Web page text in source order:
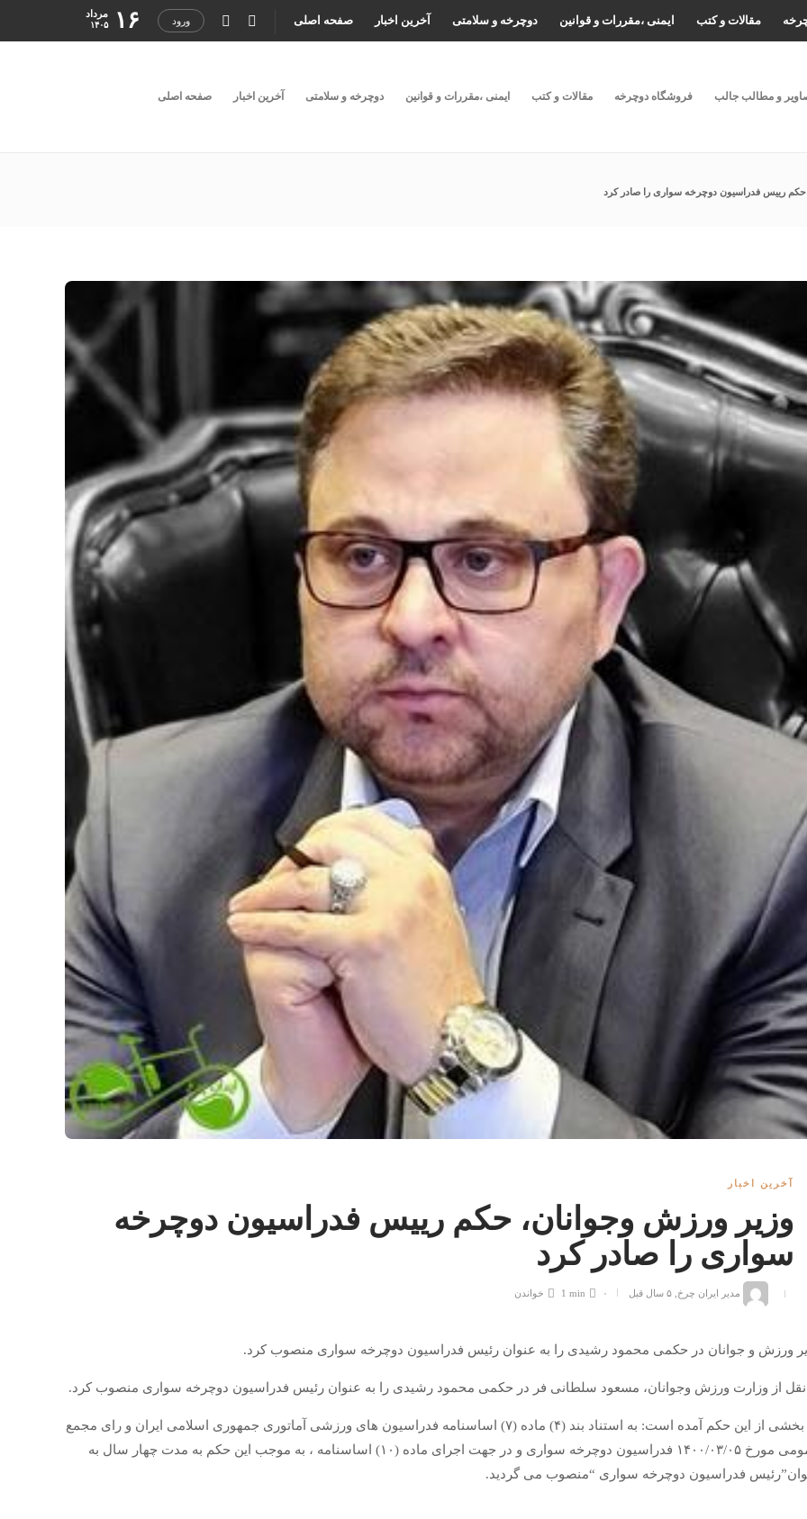
صفحه اصلی آخرین اخبار دوچرخه و سلامتی ایمنی ،مقررات و قوانین مقالات و کتب ورود ۱۶ مرداد
۱۴۰۵
صفحه اصلی آخرین اخبار دوچرخه و سلامتی ایمنی ،مقررات و قوانین مقالات و کتب فروشگاه دوچرخه و مطالب جالب
حکم رییس فدراسیون دوچرخه سواری را صادر کرد
آخرین اخبار
وزیر ورزش وجوانان، حکم رییس فدراسیون دوچرخه
سواری را صادر کرد
مدیر ایران چرخ ۵ سال قبل ۰ 1 min خواندن
ورزش و جوانان در حکمی محمود رشیدی را به عنوان رئیس فدراسیون دوچرخه سواری منصوب کرد.
نقل از وزارت ورزش وجوانان، مسعود سلطانی فر در حکمی محمود رشیدی را به عنوان رئیس فدراسیون دوچرخه سواری منصوب کرد.
در بخشی از این حکم آمده است: به استناد بند (۴) ماده (۷) اساسنامه فدراسیون های ورزشی آماتوری جمهوری اسلامی ایران و رای مجمع
عمومی مورخ ۱۴۰۰/۰۳/۰۵ فدراسیون دوچرخه سواری و در جهت اجرای ماده (۱۰) اساسنامه ، به موجب این حکم به مدت چهار سال به
فدراسیون دوچرخه سواری “منصوب می گردید.